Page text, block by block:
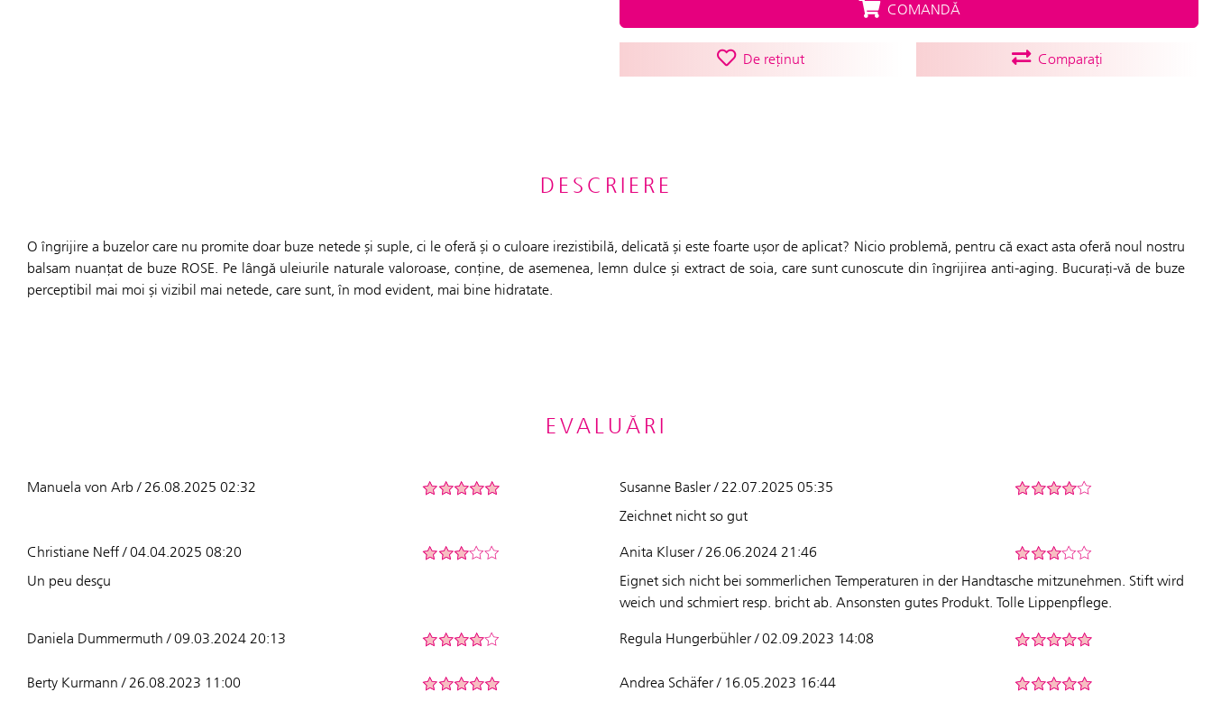
COMANDĂ
De reținut Comparați
DESCRIERE
O îngrijire a buzelor care nu promite doar buze netede și suple, ci le oferă și o culoare irezistibilă, delicată și este foarte ușor de aplicat? Nicio problemă, pentru că exact asta oferă noul nostru
balsam nuanțat de buze ROSE. Pe lângă uleiurile naturale valoroase, conține, de asemenea, lemn dulce și extract de soia, care sunt cunoscute din îngrijirea anti-aging. Bucurați-vă de buze
perceptibil mai moi și vizibil mai netede, care sunt, în mod evident, mai bine hidratate.
EVALUĂRI
Manuela von Arb / 26.08.2025 02:32
Susanne Basler / 22.07.2025 05:35
Zeichnet nicht so gut
Christiane Neff / 04.04.2025 08:20
Un peu desçu
Anita Kluser / 26.06.2024 21:46
Eignet sich nicht bei sommerlichen Temperaturen in der Handtasche mitzunehmen. Stift wird
weich und schmiert resp. bricht ab. Ansonsten gutes Produkt. Tolle Lippenpflege.
Daniela Dummermuth / 09.03.2024 20:13 Regula Hungerbühler / 02.09.2023 14:08
Berty Kurmann / 26.08.2023 11:00 Andrea Schäfer / 16.05.2023 16:44